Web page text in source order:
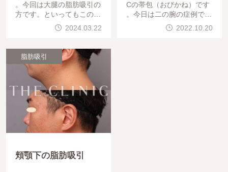
。今回は大腿の脂肪吸引の
方です。といってもこの方
は2回脂肪豊胸をされてい
ます。１回目が大腿後ろ側
回目が大腿前側から採れる
2024.03.22
Cの帯包（おびかね）です
。今日は二の腕の症例です
。二の腕は振袖だけでなく
付け根までどれだけしっか
2022.10.20
脂肪吸引
頬顎下の脂肪吸引